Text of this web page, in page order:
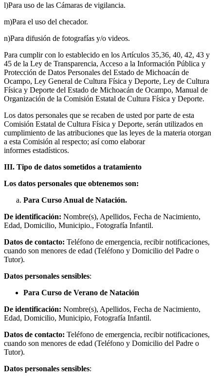
l)Para uso de las Cámaras de vigilancia.
m)Para el uso del checador.
n)Para difusión de fotografías y/o videos.
Para cumplir con lo establecido en los Artículos 35,36, 40, 42, 43 y
45 de la Ley de Transparencia, Acceso a la Información Pública y
Protección de Datos Personales del Estado de Michoacán de
Ocampo, Ley General de Cultura Física y Deporte, Ley de Cultura
Física y Deporte del Estado de Michoacán de Ocampo, Manual de
Organización de la Comisión Estatal de Cultura Física y Deporte.
Los datos personales que se recaben de usted por parte de esta
Comisión Estatal de Cultura Física y Deporte, serán utilizados en
cumplimiento de las atribuciones que las leyes de la materia otorgan
a esta Comisión al respecto; así como elaborar
informes estadísticos.
III. Tipo de datos sometidos a tratamiento
Los datos personales que obtenemos son:
Para Curso Anual de Natación.
De identificación: Nombre(s), Apellidos, Fecha de Nacimiento,
Edad, Domicilio, Municipio., Fotografía Infantil.
Datos de contacto: Teléfono de emergencia, recibir notificaciones,
cuando son menores de edad (Teléfono y Domicilio del Padre o
Tutor).
Datos personales sensibles:
Para Curso de Verano de Natación
De identificación: Nombre(s), Apellidos, Fecha de Nacimiento,
Edad, Domicilio, Municipio, Fotografía Infantil.
Datos de contacto: Teléfono de emergencia, recibir notificaciones,
cuando son menores de edad (Teléfono y Domicilio del Padre o
Tutor).
Datos personales sensibles: